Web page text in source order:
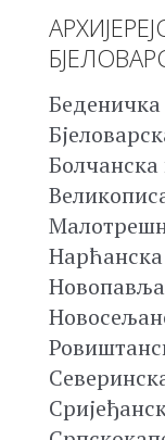
Беденичка
Болчанска
Нарћанска